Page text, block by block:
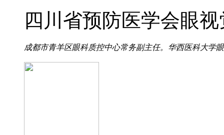
四川省预防医学会眼
成都市青羊区眼科质控中心常务副主任。华西医科大学